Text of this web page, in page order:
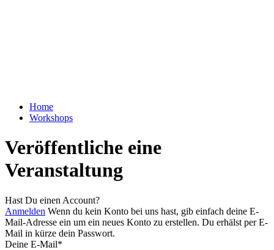
Menu
Home
Workshops
Veröffentliche eine
Veranstaltung
Hast Du einen Account?
Anmelden Wenn du kein Konto bei uns hast, gib einfach deine E-
Mail-Adresse ein um ein neues Konto zu erstellen. Du erhälst per E-
Mail in kürze dein Passwort.
Deine E-Mail*